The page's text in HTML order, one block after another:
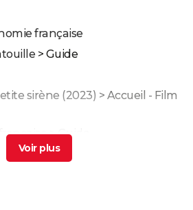
française
> Guide
sirène (2023) > Accueil - Film
> Guide
film> Guide